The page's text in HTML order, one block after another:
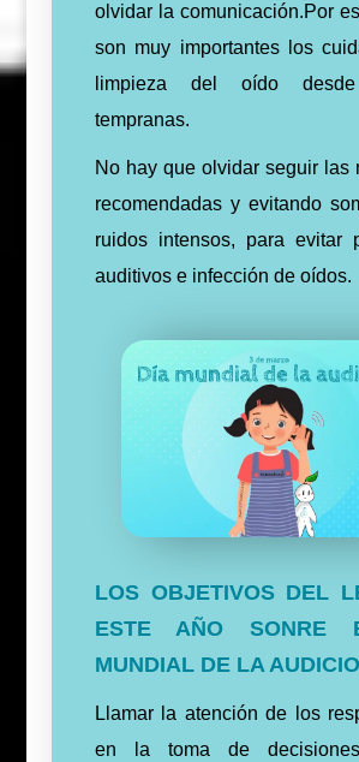
olvidar la comunicación.Por
son muy importantes los
limpieza del oído
tempranas.
No hay que olvidar seguir las
recomendadas y evitando
ruidos intensos, para evitar
auditivos e infección de oídos.
LOS OBJETIVOS DEL
ESTE AÑO SONRE
MUNDIAL DE LA
Llamar la atención de los
en la toma de